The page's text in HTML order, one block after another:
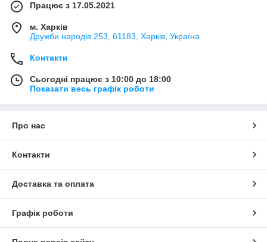
Працює з 17.05.2021
м. Харків
Дружби народів 253, 61183, Харків, Україна
Контакти
Сьогодні працює з 10:00 до 18:00
Показати весь графік роботи
Про нас
Контакти
Доставка та оплата
Графік роботи